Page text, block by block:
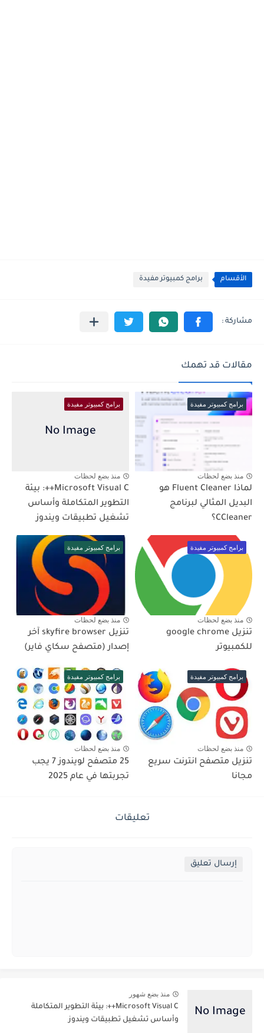
الأقسام برامج كمبيوتر مفيدة
مقالات قد تهمك
برامج كمبيوتر مفيدة
منذ بضع لحظات
لماذا Fluent Cleaner هو
البديل المثالي لبرنامج
CCleaner؟
برامج كمبيوتر مفيدة
منذ بضع لحظات
Microsoft Visual C++: بيئة
التطوير المتكاملة وأساس
تشغيل تطبيقات ويندوز
برامج كمبيوتر مفيدة
منذ بضع لحظات
تنزيل google chrome
للكمبيوتر
برامج كمبيوتر مفيدة
منذ بضع لحظات
تنزيل skyfire browser آخر
إصدار (متصفح سكاي فاير)
برامج كمبيوتر مفيدة
منذ بضع لحظات
تنزيل متصفح انترنت سريع
مجانا
برامج كمبيوتر مفيدة
منذ بضع لحظات
25 متصفح لويندوز 7 يجب
تجربتها في عام 2025
تعليقات
إرسال تعليق
منذ بضع شهور
Microsoft Visual C++: بيئة التطوير المتكاملة
وأساس تشغيل تطبيقات ويندوز